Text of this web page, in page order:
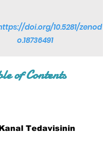
doi.org/10.5281/zenod
o.18736491
of Contents
Kanal Tedavisinin